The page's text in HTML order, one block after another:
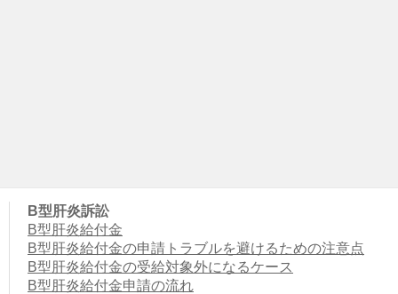
B型肝炎訴訟
B型肝炎給付金
B型肝炎給付金の申請トラブルを避けるための注意点
B型肝炎給付金の受給対象外になるケース
B型肝炎給付金申請の流れ